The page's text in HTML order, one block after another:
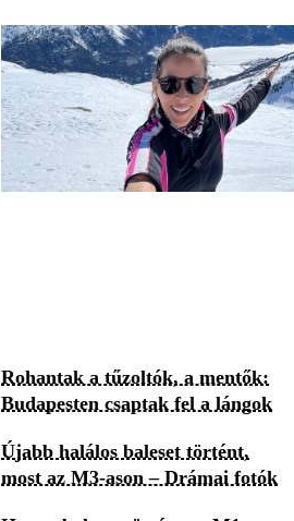
Rohantak a tűzoltók, a mentők:
Budapesten csaptak fel a lángok
Újabb halálos baleset történt,
most az M3-ason – Drámai fotók